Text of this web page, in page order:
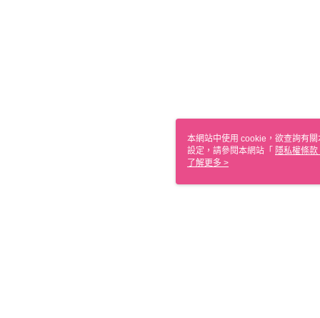
本網站中使用 cookie，欲查詢有
設定，請參閱本網站「 隱私權條款
使用 cookie。
了解更多 >